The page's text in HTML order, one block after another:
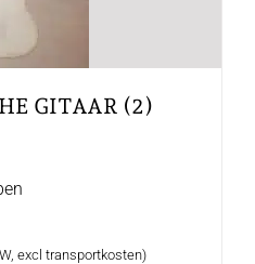
GITAAR (2)
excl transportkosten)